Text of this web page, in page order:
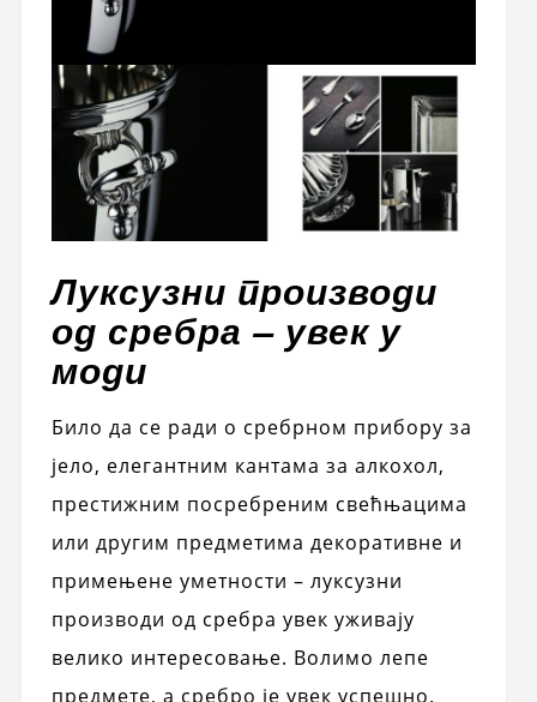
Луксузни производи
од сребра – увек у
моди
Било да се ради о сребрном прибору за
јело, елегантним кантама за алкохол,
престижним посребреним свећњацима
или другим предметима декоративне и
примењене уметности – луксузни
производи од сребра увек уживају
велико интересовање. Волимо лепе
предмете, а сребро је увек успешно.